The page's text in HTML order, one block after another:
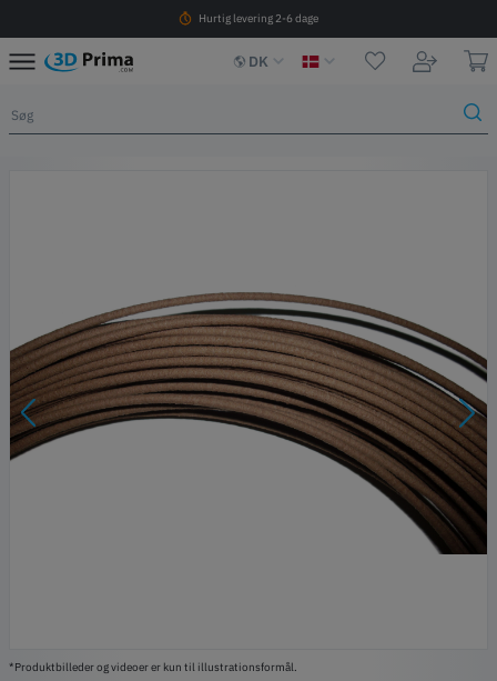
Hurtig levering 2-6 dage
DK
*Produktbilleder og videoer er kun til illustrationsformål.